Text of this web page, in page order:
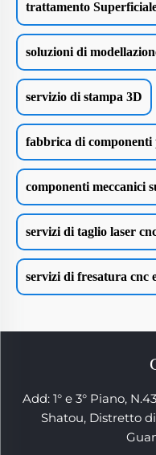
trattamento
soluzioni di
servizio di stampa 3D
fabbrica di
componenti meccanici
servizi di taglio laser
servizi di fresatura cnc
Add: 1° e 3° Piano,
Shatou, Distretto